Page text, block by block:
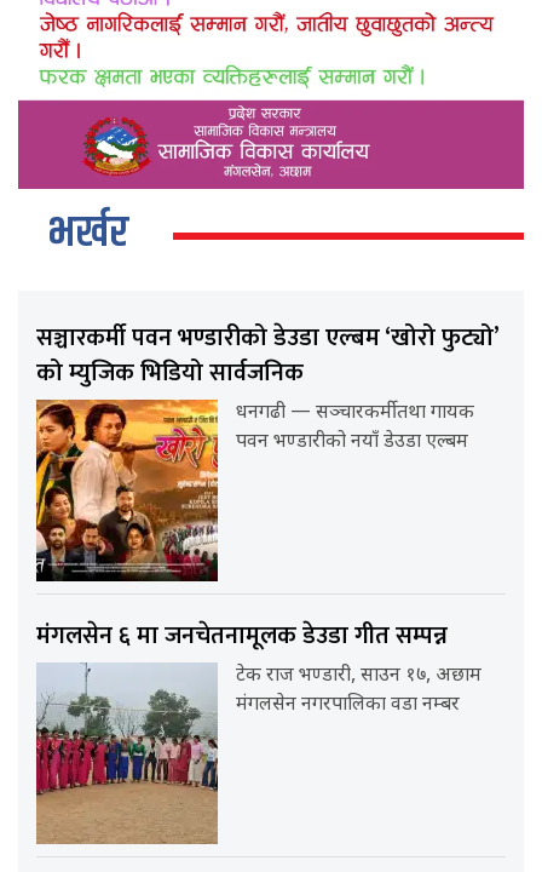
भर्खर
सञ्चारकर्मी पवन भण्डारीको डेउडा एल्बम ‘खोरो फुट्यो’
को म्युजिक भिडियो सार्वजनिक
धनगढी — सञ्चारकर्मी तथा गायक
पवन भण्डारीको नयाँ डेउडा एल्बम
मंगलसेन ६ मा जनचेतनामूलक डेउडा गीत सम्पन्न
टेक राज भण्डारी, साउन १७, अछाम
मंगलसेन नगरपालिका वडा नम्बर